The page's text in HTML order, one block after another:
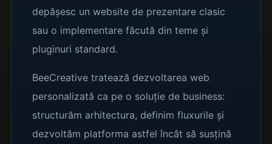
depășesc un website de prezentare clasic
sau o implementare făcută din teme și
pluginuri standard.
BeeCreative tratează dezvoltarea web
personalizată ca pe o soluție de business:
structurăm arhitectura, definim fluxurile și
dezvoltăm platforma astfel încât să susțină